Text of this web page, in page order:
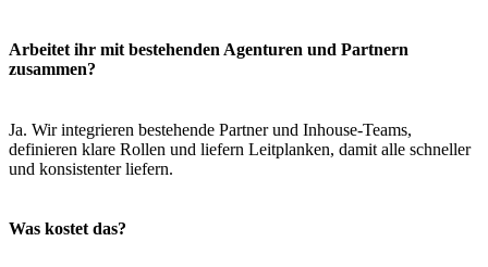
Arbeitet ihr mit bestehenden Agenturen und Partnern
zusammen?
Ja. Wir integrieren bestehende Partner und Inhouse-Teams,
definieren klare Rollen und liefern Leitplanken, damit alle schneller
und konsistenter liefern.
Was kostet das?